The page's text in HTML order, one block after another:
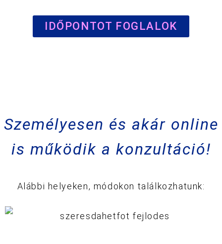
IDŐPONTOT FOGLALOK
Személyesen és akár online
is működik a konzultáció!
Alábbi helyeken, módokon találkozhatunk: